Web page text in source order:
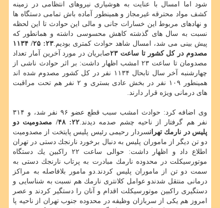
شود اما امسال با عنایت به هوشیاری نیروهای انتظامی در زمینه
كشف مواد محترقه غیرمجاز و همینطور آماده باش تمامی دستگاه ها
و نهادهای مربوط این خسارات جانی و مالی این حوادث تا این لحظه
نسبت به سال های گذشته كاهش محسوسی داشته و همانطور كه
پیش بینی می شد، امسال شاهد حوادث كمتری بودیم.
۲۳: ۲۵/ ۱۱۳۴
مصدوم در كل كشور تا ساعت ۲۳
صابریان در مورد آخرین آمار تعداد
مصدومان تا ساعت ۲۳ امشب اظهار داشت: بر اثر حوادث ناشی از
چهارشنبه آخر سال تابحال ۱۱۳۴ نفر در كل كشور مصدوم شده اند
همینطور ۱۰۹ نفر در بخش عادی بستری و ۲ نفر هم تحت مراقبت
های درمانی ویژه قرار دارند.
وی اضافه كرد: حوادث امشب سبب قطع عضو ۹۶ نفر شد، و ۳۱۴
نفر هم گرفتار از ناحیه چشم صدمه دیدند.
۲۲: ۴۸/ مصدومیت دو
پلیس در نارمك تهرانسردار رحیمی رئیس پلیس پایتخت از مصدومیت
دو تن دیگر از ماموران پلیس به دنبال برخورد نارنجك دستی در تهران
اطلاع داد و اظهار داشت: حوالی ساعت ۲۲ راكبین یك دستگاه
موتورسیكلت در محدوده نارمك مبادرت به پرتاب نارنجك دستی به
سمت دو تن از ماموران پلیس كردند.دو مامور بلافاصله به مراكز
درمانی منتقل شدندو عوامل كلانتری نارمك هم نسبت به شناسایی و
دستگیری راكبین موتورسیكلت اقدام و آنان را دستگیر كردند و عصر
امروز هم یكی از سربازان وظیفه در محدوده جنوب تهران از ناحیه پا